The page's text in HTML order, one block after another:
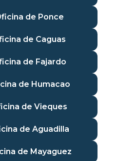
de Ponce
de Caguas
de Fajardo
de Humacao
de Vieques
de Aguadilla
de Mayaguez